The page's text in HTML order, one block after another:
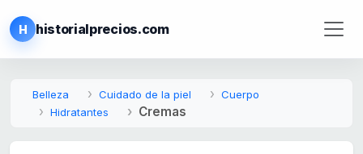
H historialprecios.com
Belleza Cuidado de la piel
Cuerpo
Hidratantes
Cremas